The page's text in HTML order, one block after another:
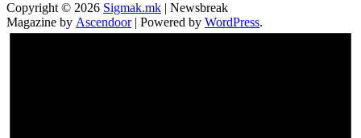
Copyright © 2026 Sigmak.mk | Newsbreak
Magazine by Ascendoor| Powered by WordPress.